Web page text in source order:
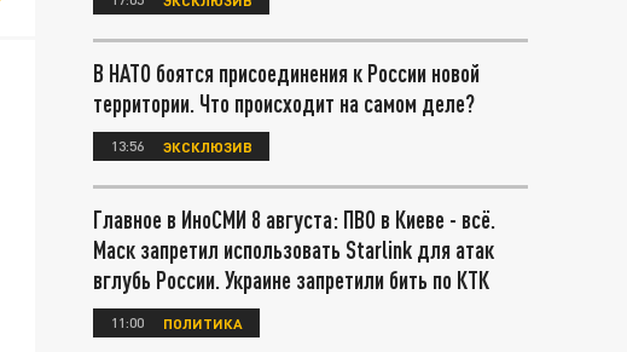
В НАТО боятся присоединения к России новой
территории. Что происходит на самом деле?
13:56 ЭКСКЛЮЗИВ
Главное в ИноСМИ 8 августа: ПВО в Киеве - всё.
Маск запретил использовать Starlink для атак
вглубь России. Украине запретили бить по КТК
11:00 ПОЛИТИКА